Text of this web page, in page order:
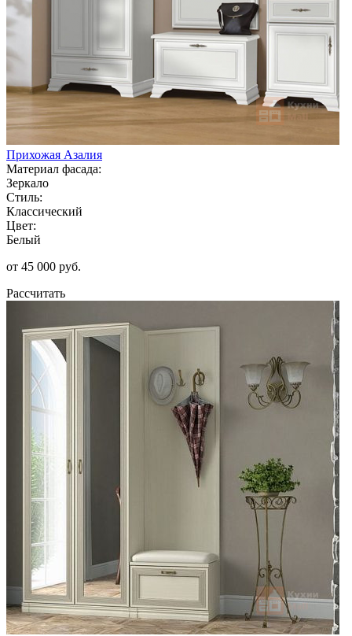
Прихожая Азалия
Материал фасада:
Зеркало
Стиль:
Классический
Цвет:
Белый
от 45 000 руб.
Рассчитать